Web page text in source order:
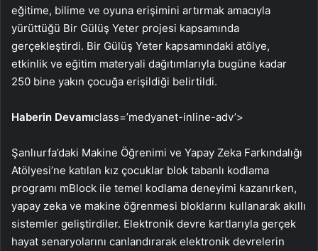
eğitime, bilime ve oyuna erişimini artırmak amacıyla
yürüttüğü Bir Gülüş Yeter projesi kapsamında
gerçekleştirdi. Bir Gülüş Yeter kapsamındaki atölye,
etkinlik ve eğitim materyali dağıtımlarıyla bugüne kadar
250 bine yakın çocuğa erişildiği belirtildi.
Haberin Devamıclass=’medyanet-inline-adv’>
Şanlıurfa’daki Makine Öğrenimi ve Yapay Zeka Farkındalığı
Atölyesi’ne katılan kız çocuklar blok tabanlı kodlama
programı mBlock ile temel kodlama deneyimi kazanırken,
yapay zeka ve makine öğrenmesi bloklarını kullanarak akıllı
sistemler geliştirdiler. Elektronik devre kartlarıyla gerçek
hayat senaryolarını canlandırarak elektronik devrelerin